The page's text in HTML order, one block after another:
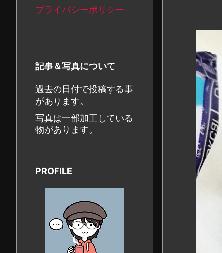
プライバシーポリシー
記事＆写真について
過去の日付で投稿する事
があります。
写真は一部加工している
物があります。
PROFILE